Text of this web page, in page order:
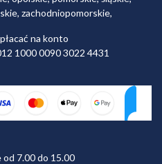
zachodniopomorskie,
na konto
1000 0090 3022 4431
od 7.00 do 15.00